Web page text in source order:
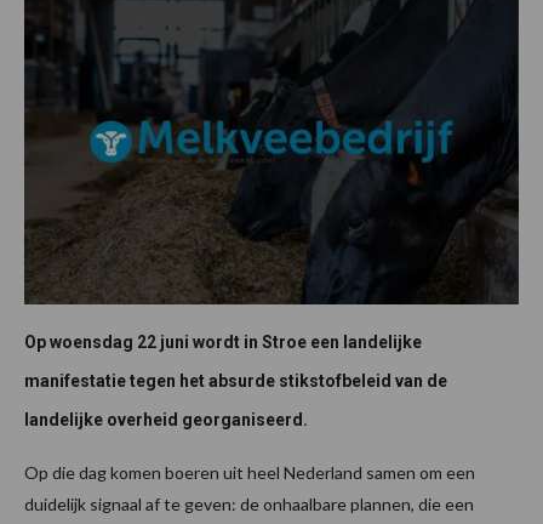
Op woensdag 22 juni wordt in Stroe een landelijke
manifestatie tegen het absurde stikstofbeleid van de
landelijke overheid georganiseerd.
Op die dag komen boeren uit heel Nederland samen om een
duidelijk signaal af te geven: de onhaalbare plannen, die een